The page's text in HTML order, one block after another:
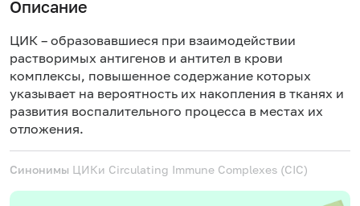
Описание
ЦИК – образовавшиеся при взаимодействии
растворимых антигенов и антител в крови
комплексы, повышенное содержание которых
указывает на вероятность их накопления в тканях и
развития воспалительного процесса в местах их
отложения.
Синонимы ЦИКи Circulating Immune Complexes (CIC)